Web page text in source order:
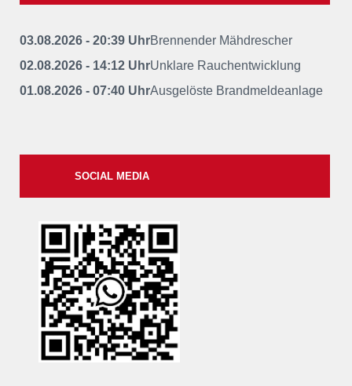
03.08.2026 - 20:39 UhrBrennender Mähdrescher
02.08.2026 - 14:12 UhrUnklare Rauchentwicklung
01.08.2026 - 07:40 UhrAusgelöste Brandmeldeanlage
SOCIAL MEDIA